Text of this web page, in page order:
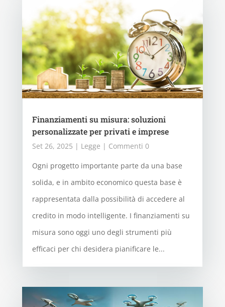
Finanziamenti su misura: soluzioni
personalizzate per privati e imprese
Set 26, 2025 | Legge | Commenti 0
Ogni progetto importante parte da una base
solida, e in ambito economico questa base è
rappresentata dalla possibilità di accedere al
credito in modo intelligente. I finanziamenti su
misura sono oggi uno degli strumenti più
efficaci per chi desidera pianificare le...